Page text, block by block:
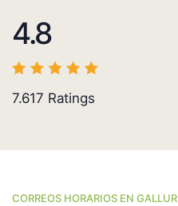
4.8
7.617 Ratings
CORREOS HORARIOS EN GALLUR